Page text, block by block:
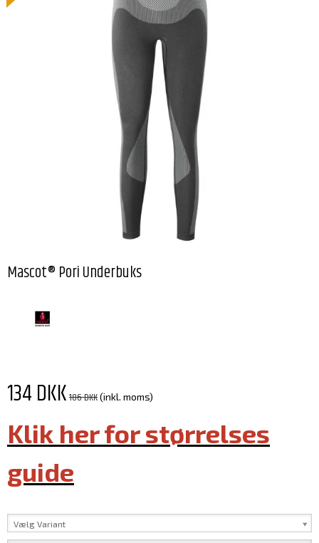
Mascot® Pori Underbuks
134 DKK186 DKK(inkl. moms)
Klik her for størrelses
guide
Vælg Variant